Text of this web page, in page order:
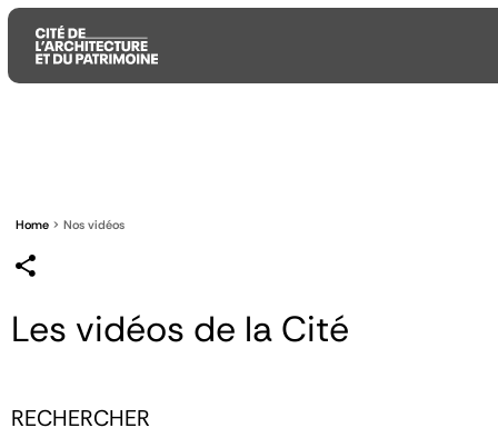
principal
principal
recherche
Home Nos vidéos
Les vidéos de la Cité
RECHERCHER